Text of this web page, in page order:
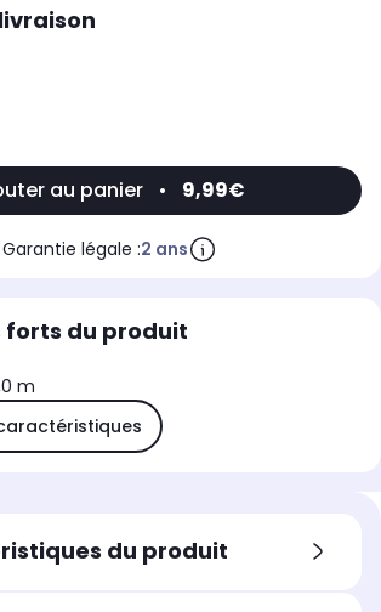
au panier • 9,99€
Garantie légale :2 ans
forts du produit
m
du produit